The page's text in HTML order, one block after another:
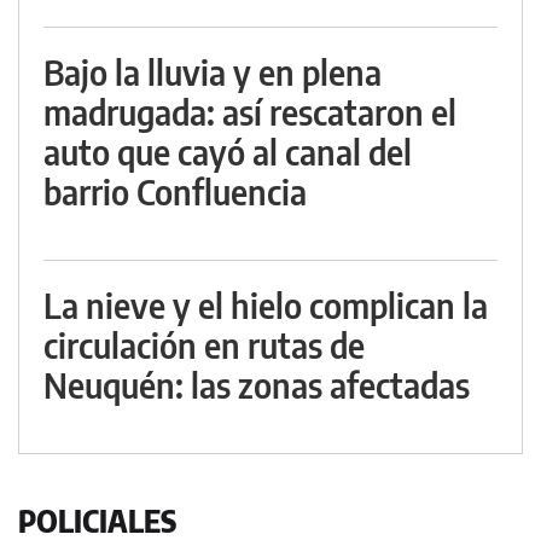
Bajo la lluvia y en plena
madrugada: así rescataron el
auto que cayó al canal del
barrio Confluencia
La nieve y el hielo complican la
circulación en rutas de
Neuquén: las zonas afectadas
POLICIALES